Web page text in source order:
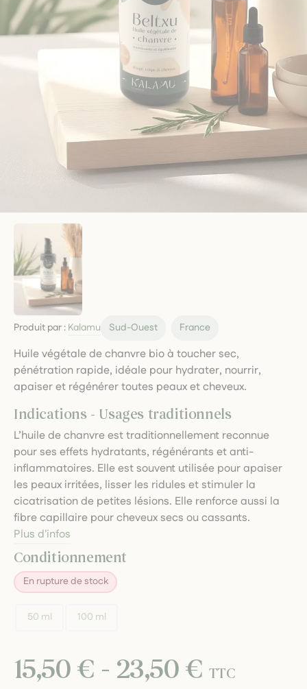
Produit par : Kalamu Sud-Ouest France
Huile végétale de chanvre bio à toucher sec,
pénétration rapide, idéale pour hydrater, nourrir,
apaiser et régénérer toutes peaux et cheveux.
Indications - Usages traditionnels
L’huile de chanvre est traditionnellement reconnue
pour ses effets hydratants, régénérants et anti-
inflammatoires. Elle est souvent utilisée pour apaiser
les peaux irritées, lisser les ridules et stimuler la
cicatrisation de petites lésions. Elle renforce aussi la
fibre capillaire pour cheveux secs ou cassants.
Plus d'infos
Conditionnement
En rupture de stock
50 ml 100 ml
15,50 € - 23,50 €TTC